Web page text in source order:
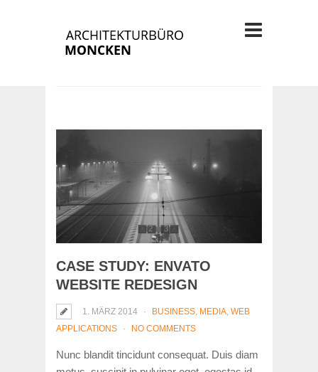
CASE STUDY: ENVATO
WEBSITE REDESIGN
1. MÄRZ 2014 BUSINESS, MEDIA, WEB
APPLICATIONS
NO COMMENTS
Nunc blandit tincidunt consequat. Duis diam